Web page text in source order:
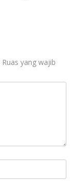
Ruas yang wajib